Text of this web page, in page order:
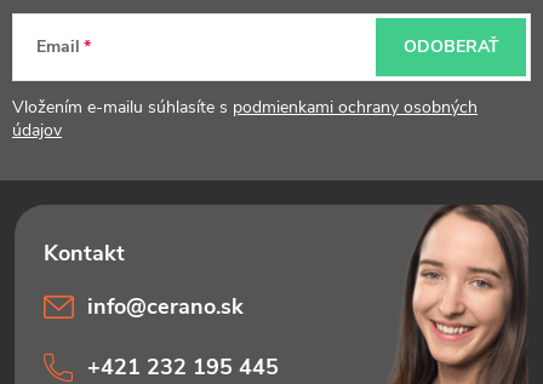
p
ä
i
e
Email
Vložením e-mailu súhlasíte s podmienkami ochrany osobných
údajov
ODOBERAŤ
info@cerano.sk
+421 232 195 445